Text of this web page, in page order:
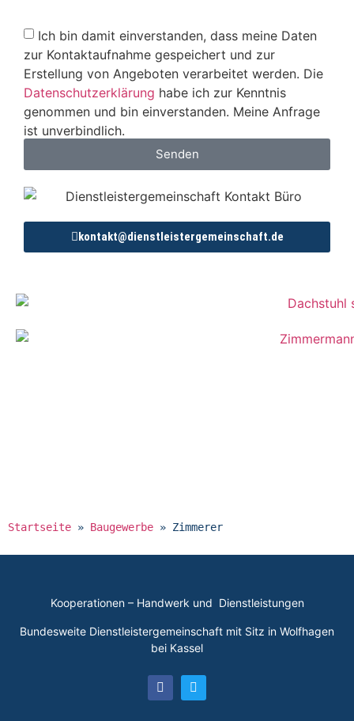
Ich bin damit einverstanden, dass meine Daten
zur Kontaktaufnahme gespeichert und zur
Erstellung von Angeboten verarbeitet werden. Die
Datenschutzerklärung habe ich zur Kenntnis
genommen und bin einverstanden. Meine Anfrage
ist unverbindlich.
Senden
kontakt@dienstleistergemeinschaft.de
Startseite » Baugewerbe » Zimmerer
Kooperationen – Handwerk und Dienstleistungen
Bundesweite Dienstleistergemeinschaft mit Sitz in Wolfhagen
bei Kassel